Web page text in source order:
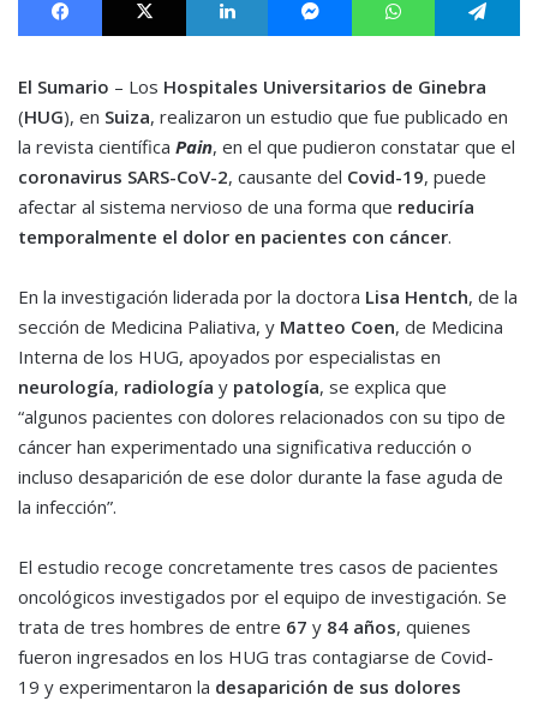
El Sumario – Los Hospitales Universitarios de Ginebra
(HUG), en Suiza, realizaron un estudio que fue publicado en
la revista científica Pain, en el que pudieron constatar que el
coronavirus SARS-CoV-2, causante del Covid-19, puede
afectar al sistema nervioso de una forma que reduciría
temporalmente el dolor en pacientes con cáncer.
En la investigación liderada por la doctora Lisa Hentch, de la
sección de Medicina Paliativa, y Matteo Coen, de Medicina
Interna de los HUG, apoyados por especialistas en
neurología, radiología y patología, se explica que
“algunos pacientes con dolores relacionados con su tipo de
cáncer han experimentado una significativa reducción o
incluso desaparición de ese dolor durante la fase aguda de
la infección”.
El estudio recoge concretamente tres casos de pacientes
oncológicos investigados por el equipo de investigación. Se
trata de tres hombres de entre 67 y 84 años, quienes
fueron ingresados en los HUG tras contagiarse de Covid-
19 y experimentaron la desaparición de sus dolores